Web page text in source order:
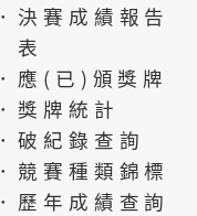
．決賽成績報告
表
．應(已)頒獎牌
．獎牌統計
．破紀錄查詢
．競賽種類錦標
．歷年成績查詢